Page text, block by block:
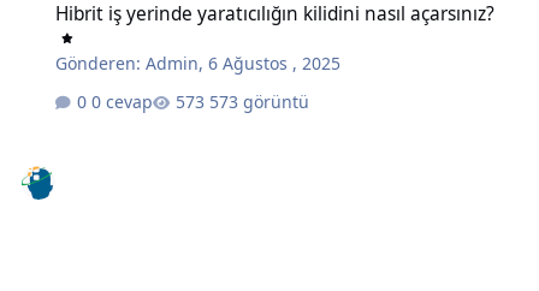
Hibrit iş yerinde yaratıcılığın kilidini nasıl açarsınız?
Gönderen:Admin,6 Ağustos , 2025
0 cevap
573 görüntü